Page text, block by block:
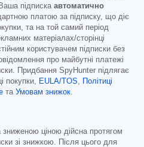
підписка автоматично
платою за підписку, що діє
та на той самий період
матеріалах/сторінці
користувачем підписки без
про майбутні платежі
Придбання SpyHunter підлягає
покупки,
EULA/TOS
Політиці
та Умовам знижок
ціною дійсна протягом
зі знижкою. Після цього для